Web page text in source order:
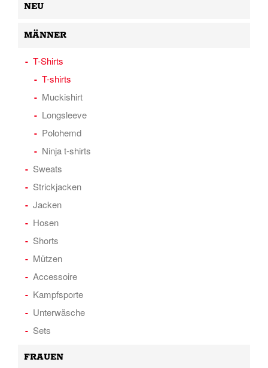
NEU
MÄNNER
T-Shirts
T-shirts
Muckishirt
Longsleeve
Polohemd
Ninja t-shirts
Sweats
Strickjacken
Jacken
Hosen
Shorts
Mützen
Accessoire
Kampfsporte
Unterwäsche
Sets
FRAUEN